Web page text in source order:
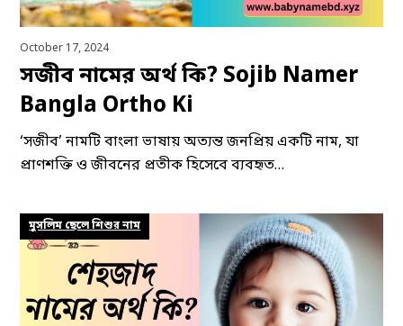
October 17, 2024
সজীব নামের অর্থ কি? Sojib Namer
Bangla Ortho Ki
‘সজীব’ নামটি বাংলা ভাষায় অত্যন্ত জনপ্রিয় একটি নাম, যা
প্রাণশক্তি ও জীবনের প্রতীক হিসেবে ব্যবহৃত…
মুসলিম ছেলে শিশুর নাম